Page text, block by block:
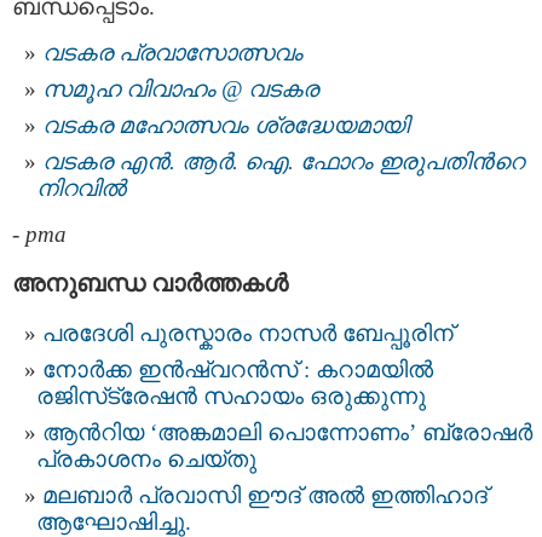
ബന്ധപ്പെടാം.
വടകര പ്രവാസോത്സവം
സമൂഹ വിവാഹം @ വടകര
വടകര മഹോത്സവം ശ്രദ്ധേയമായി
വടകര എൻ. ആർ. ഐ. ഫോറം ഇരുപതിന്‍റെ
നിറവിൽ
- pma
അനുബന്ധ വാര്‍ത്തകള്‍
പരദേശി പുരസ്കാരം നാസർ ബേപ്പൂരിന്
നോർക്ക ഇൻഷ്വറൻസ് : കറാമയിൽ
രജിസ്‌ട്രേഷൻ സഹായം ഒരുക്കുന്നു
ആൻറിയ ‘അങ്കമാലി പൊന്നോണം’ ബ്രോഷർ
പ്രകാശനം ചെയ്തു
മലബാർ പ്രവാസി ഈദ് അല്‍ ഇത്തിഹാദ്
ആഘോഷിച്ചു.